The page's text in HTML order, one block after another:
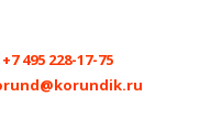
+7 495 228-17-75